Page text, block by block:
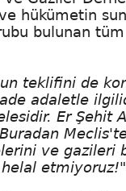
hükümetin
bulunan
teklifini de
adaletle
Er
ve gazileri
helal etmiyoruz!"